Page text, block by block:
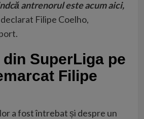
antrenorul este acum aici,
declarat Filipe Coelho,
.
SuperLiga pe
Filipe
a fost întrebat și despre un